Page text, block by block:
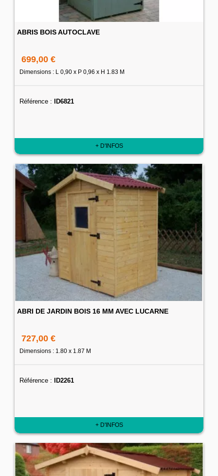
ABRIS BOIS AUTOCLAVE
699,00 €
Dimensions : L 0,90 x P 0,96 x H 1.83 M
Référence : ID6821
+ D'INFOS
ABRI DE JARDIN BOIS 16 MM AVEC LUCARNE
727,00 €
Dimensions : 1.80 x 1.87 M
Référence : ID2261
+ D'INFOS